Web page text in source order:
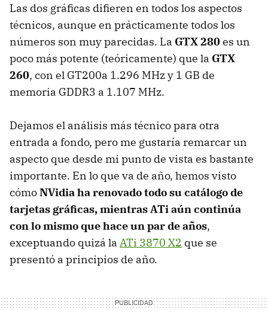
Las dos gráficas difieren en todos los aspectos
técnicos, aunque en prácticamente todos los
números son muy parecidas. La GTX 280es un
poco más potente (teóricamente) que la GTX
260, con el GT200a 1.296 MHz y 1 GB de
memoria GDDR3 a 1.107 MHz.
Dejamos el análisis más técnico para otra
entrada a fondo, pero me gustaría remarcar un
aspecto que desde mi punto de vista es bastante
importante. En lo que va de año, hemos visto
cómoNVidia ha renovado todo su catálogo de
tarjetas gráficas, mientras ATi aún continúa
con lo mismo que hace un par de años,
exceptuando quizá la ATi 3870 X2 que se
presentó a principios de año.